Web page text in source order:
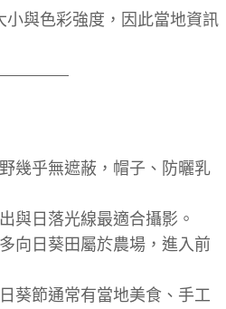
小與色彩強度，因此當地資訊
幾乎無遮蔽，帽子、防曬乳
與日落光線最適合攝影。
向日葵田屬於農場，進入前
葵節通常有當地美食、手工